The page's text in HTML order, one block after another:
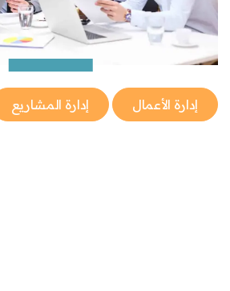
إدارة الأعمال إدارة المشاريع